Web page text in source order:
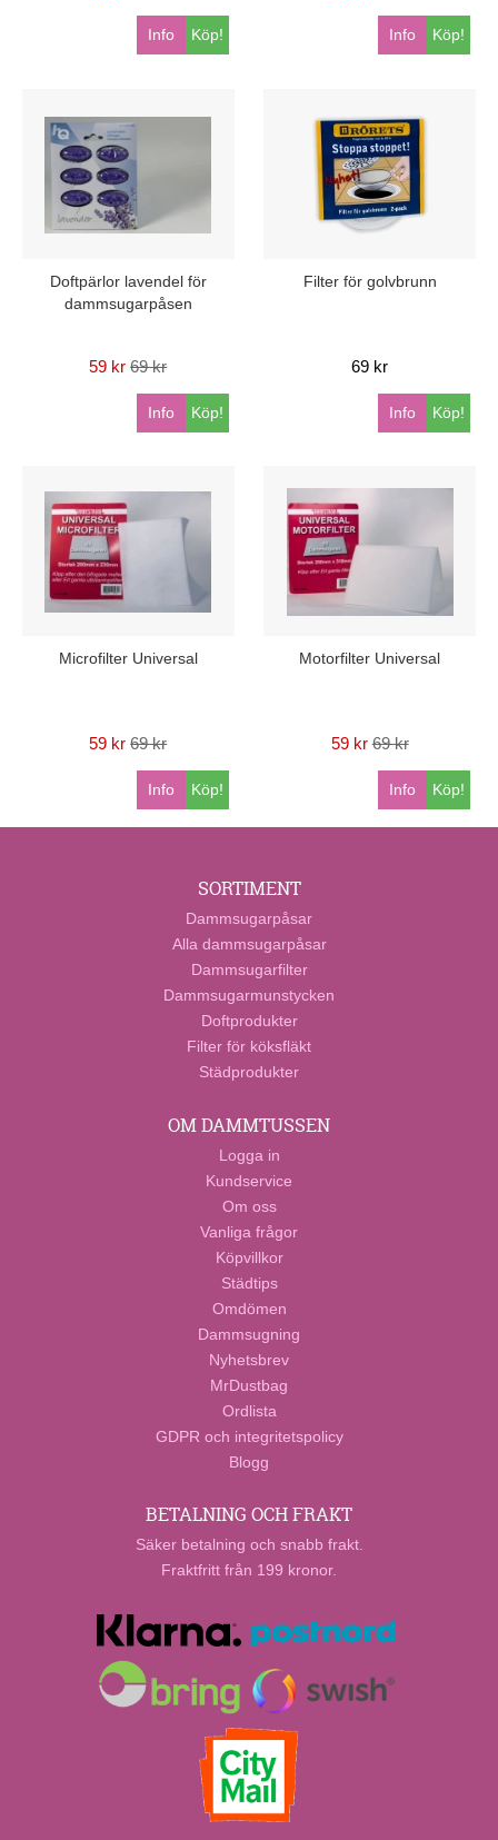
Köp!
Info Köp!
Info
Doftpärlor lavendel för
dammsugarpåsen
59 kr 69 kr
Köp!
Info
Filter för golvbrunn
69 kr
Köp!
Info
Microfilter Universal
59 kr 69 kr
Köp!
Info
Motorfilter Universal
59 kr 69 kr
Köp!
Info
SORTIMENT
Dammsugarpåsar
Alla dammsugarpåsar
Dammsugarfilter
Dammsugarmunstycken
Doftprodukter
Filter för köksfläkt
Städprodukter
OM DAMMTUSSEN
Logga in
Kundservice
Om oss
Vanliga frågor
Köpvillkor
Städtips
Omdömen
Dammsugning
Nyhetsbrev
MrDustbag
Ordlista
GDPR och integritetspolicy
Blogg
BETALNING OCH FRAKT
Säker betalning och snabb frakt.
Fraktfritt från 199 kronor.